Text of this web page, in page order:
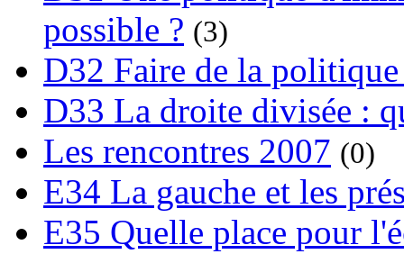
possible ? (3)
D32 Faire de la
D33 La droite divisée :
Les rencontres 2007 (0)
E34 La gauche et les
E35 Quelle place pour